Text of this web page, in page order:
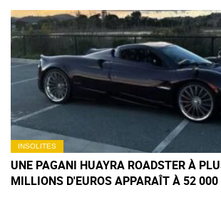
INSOLITES
UNE PAGANI HUAYRA ROADSTER À
MILLIONS D'EUROS APPARAÎT À 52 000